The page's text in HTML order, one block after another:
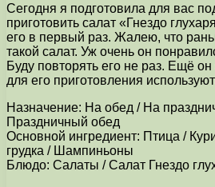
Сегодня я подготовила для вас
приготовить салат «Гнездо
его в первый раз. Жалею, что
такой салат. Уж очень он
Буду повторять его не раз. Ещё
для его приготовления
Назначение: На обед / На
Праздничный обед
Основной ингредиент: Птица /
грудка / Шампиньоны
Блюдо: Салаты / Салат Гнездо